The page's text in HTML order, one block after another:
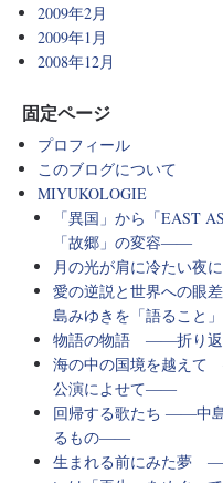
2009年2月
2009年1月
2008年12月
固定ページ
プロフィール
このブログについて
MIYUKOLOGIE
「異国」から「EAST
「故郷」の変容――
月の光が肩に冷たい
愛の逆説と世界への眼
島みゆきを「語ること
物語の物語 ――折り返
海の中の国境を越え
公演によせて――
回帰する歌たち ――中
るもの――
生まれる前にみた夢